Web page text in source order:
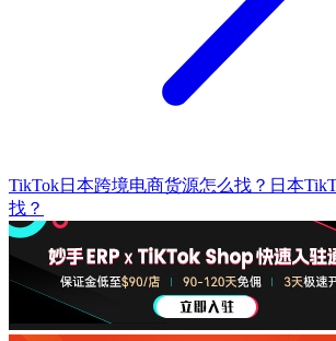
TikTok日本跨境电商货源怎么找？日本
找？